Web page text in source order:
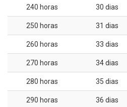
240 horas 30 dias
250 horas 31 dias
260 horas 33 dias
270 horas 34 dias
280 horas 35 dias
290 horas 36 dias